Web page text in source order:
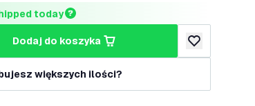
today
dodaj do koszyka
dodaj do listy
większych ilości?